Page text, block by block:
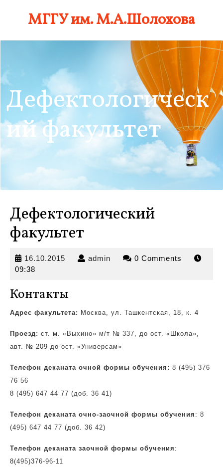
МГГУ им. М.А.Шолохова
Дефектологическ
ий факультет
Дефектологический
факультет
16.10.2015 16.10.2015
admin admin 0 Comments
09:38
Контакты
Адрес факультета: Москва, ул. Ташкентская, 18, к. 4
Проезд: ст. м. «Выхино» м/т № 337, до ост. «Школа»,
авт. № 209 до ост. «Универсам»
Телефон деканата очной формы обучения: 8 (495) 376
76 56
8 (495) 647 44 77 (доб. 36 41)
Телефон деканата очно-заочной формы обучения : 8
(495) 647 44 77 (доб. 36 42)
Телефон деканата заочной формы обучения :
8(495)376-96-11